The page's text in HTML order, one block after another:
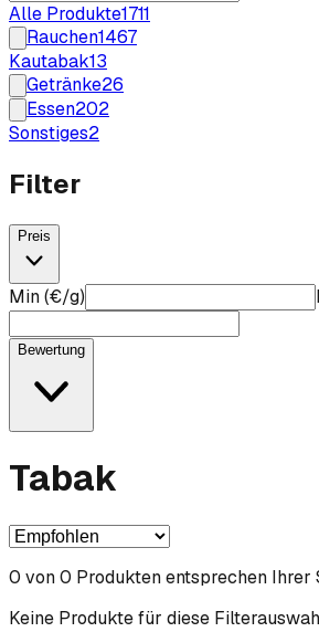
Alle Produkte1711
Rauchen1467
Kautabak13
Getränke26
Essen202
Sonstiges2
Filter
Preis
Min (€/g)
Bewertung
Tabak
0 von0 Produkten entsprechen Ihrer
Keine Produkte für diese